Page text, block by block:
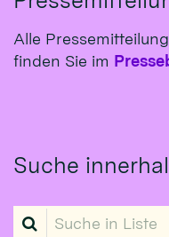
Alle
finden Sie im
Suche
Suche in Liste